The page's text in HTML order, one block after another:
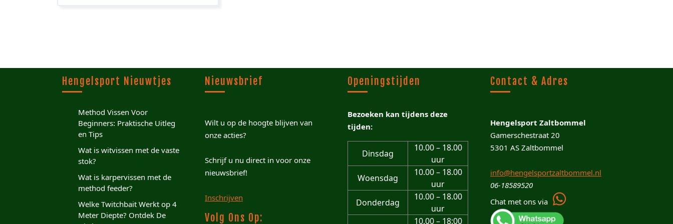
Hengelsport Nieuwtjes
Method Vissen Voor
Beginners: Praktische Uitleg
en Tips
Wat is witvissen met de vaste
stok?
Wat is karpervissen met de
method feeder?
Welke Twitchbait Werkt op 4
Meter Diepte? Ontdek De
Nieuwsbrief
Wilt u op de hoogte blijven van
onze acties?
Schrijf u nu direct in voor onze
nieuwsbrief!
Inschrijven
Volg Ons Op:
Openingstijden
Bezoeken kan tijdens deze
tijden:
Dinsdag
10.00 – 18.00
uur
Woensdag
10.00 – 18.00
uur
Donderdag
10.00 – 18.00
uur
10.00 – 18:00
Contact & Adres
Hengelsport Zaltbommel
Gamerschestraat 20
5301 AS Zaltbommel
info@hengelsportzaltbommel.nl
06-18589520
Chat met ons via